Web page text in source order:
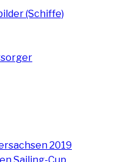
(Schiffe)
2019
Sailing-Cup